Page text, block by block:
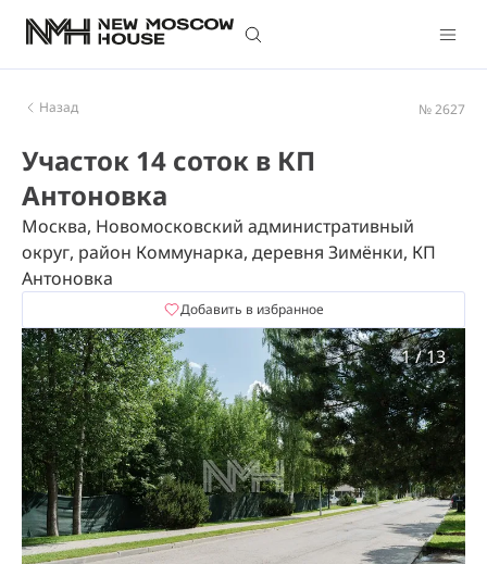
Назад № 2627
Участок 14 соток в КП
Антоновка
Москва, Новомосковский административный
округ, район Коммунарка, деревня Зимёнки, КП
Антоновка
Добавить в избранное
1/13